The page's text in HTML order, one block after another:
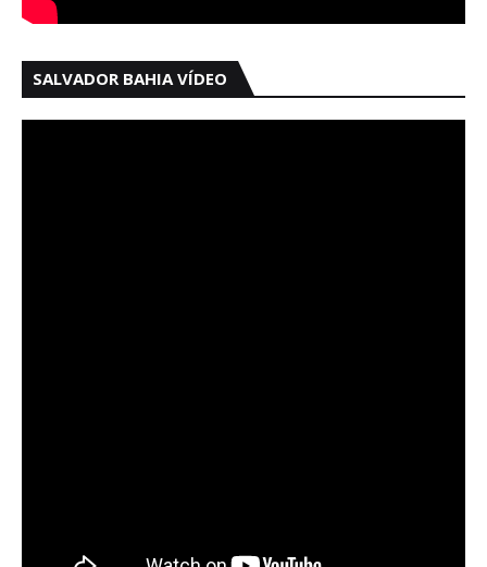
SALVADOR BAHIA VÍDEO